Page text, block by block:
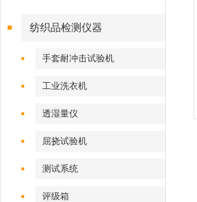
纺织品检测仪器
手套耐冲击试验机
工业洗衣机
透湿量仪
屈挠试验机
测试系统
评级箱